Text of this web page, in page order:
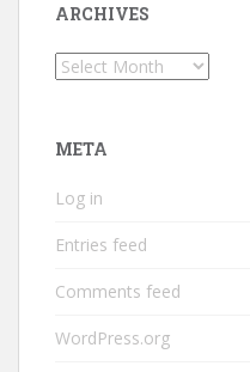
ARCHIVES
Archives
META
Log in
Entries feed
Comments feed
WordPress.org